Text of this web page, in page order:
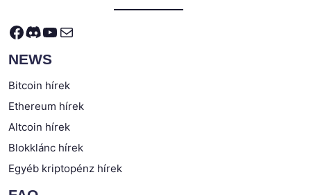
Facebook
Discord
YouTube
Mail
NEWS
Bitcoin hírek
Ethereum hírek
Altcoin hírek
Blokklánc hírek
Egyéb kriptopénz hírek